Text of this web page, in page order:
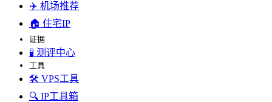
✈️ 机场推荐
🏠 住宅IP
证据
🧪 测评中心
工具
🛠️ VPS工具
🔍 IP工具箱